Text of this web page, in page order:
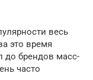
весь
это время
до брендов масс-
часто